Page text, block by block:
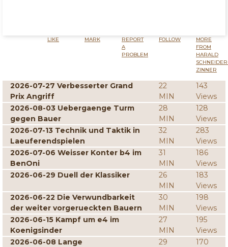
LIKE MARK
REPORT
A
PROBLEM
FOLLOW
MORE
FROM
HARALD
ZINNER
2026-07-27 Verbesserter Grand
Prix Angriff
22
MIN
143
Views
2026-08-03 Uebergaenge Turm
gegen Bauer
28
MIN
128
Views
2026-07-13 Technik und Taktik in
Laeuferendspielen
32
MIN
283
Views
2026-07-06 Weisser Konter b4 im
BenOni
31
MIN
186
Views
2026-06-29 Duell der Klassiker
26
MIN
183
Views
2026-06-22 Die Verwundbarkeit
der weiter vorgerueckten Bauern
30
MIN
198
Views
2026-06-15 Kampf um e4 im
Koenigsinder
27
MIN
195
Views
2026-06-08 Lange
29
170